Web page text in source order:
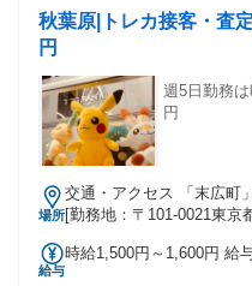
数活躍中です。 一つでも当てはまったら、?ぜひご応募くださ
秋葉原|トレカ接客・査
円
週5日勤務
円
場所
交通・アクセス 「末広町
ら徒歩7分
[勤務地：〒101-0021東京
給与
時給1,500円～1,600円 給